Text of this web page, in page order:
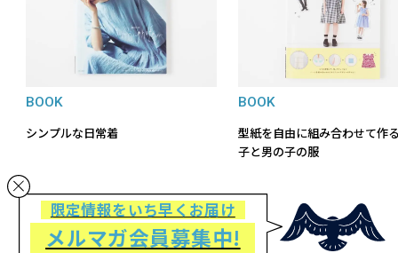
BOOK
シンプルな日常着
BOOK
型紙を自由に組み合わせて作
子と男の子の服
限定情報をいち早くお届け
メルマガ会員募集中!